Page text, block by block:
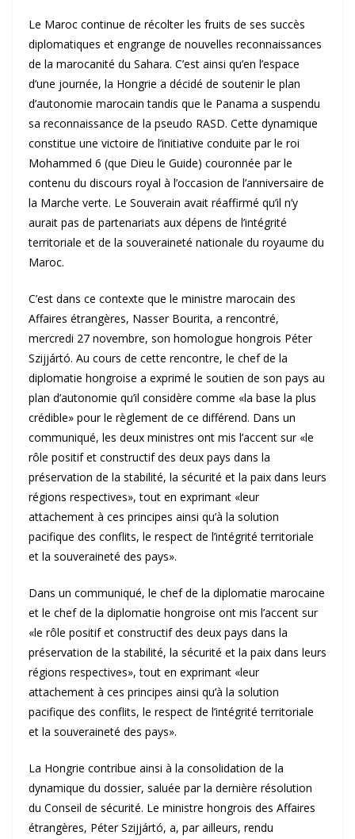
Le Maroc continue de récolter les fruits de ses succès
diplomatiques et engrange de nouvelles reconnaissances
de la marocanité du Sahara. C’est ainsi qu’en l’espace
d’une journée, la Hongrie a décidé de soutenir le plan
d’autonomie marocain tandis que le Panama a suspendu
sa reconnaissance de la pseudo RASD. Cette dynamique
constitue une victoire de l’initiative conduite par le roi
Mohammed 6 (que Dieu le Guide) couronnée par le
contenu du discours royal à l’occasion de l’anniversaire de
la Marche verte. Le Souverain avait réaffirmé qu’il n’y
aurait pas de partenariats aux dépens de l’intégrité
territoriale et de la souveraineté nationale du royaume du
Maroc.
C’est dans ce contexte que le ministre marocain des
Affaires étrangères, Nasser Bourita, a rencontré,
mercredi 27 novembre, son homologue hongrois Péter
Szijjártó. Au cours de cette rencontre, le chef de la
diplomatie hongroise a exprimé le soutien de son pays au
plan d’autonomie qu’il considère comme «la base la plus
crédible» pour le règlement de ce différend. Dans un
communiqué, les deux ministres ont mis l’accent sur «le
rôle positif et constructif des deux pays dans la
préservation de la stabilité, la sécurité et la paix dans leurs
régions respectives», tout en exprimant «leur
attachement à ces principes ainsi qu’à la solution
pacifique des conflits, le respect de l’intégrité territoriale
et la souveraineté des pays».
Dans un communiqué, le chef de la diplomatie marocaine
et le chef de la diplomatie hongroise ont mis l’accent sur
«le rôle positif et constructif des deux pays dans la
préservation de la stabilité, la sécurité et la paix dans leurs
régions respectives», tout en exprimant «leur
attachement à ces principes ainsi qu’à la solution
pacifique des conflits, le respect de l’intégrité territoriale
et la souveraineté des pays».
La Hongrie contribue ainsi à la consolidation de la
dynamique du dossier, saluée par la dernière résolution
du Conseil de sécurité. Le ministre hongrois des Affaires
étrangères, Péter Szijjártó, a, par ailleurs, rendu